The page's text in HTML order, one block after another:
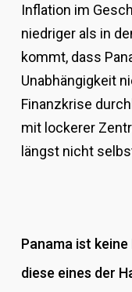
Inflation im
niedriger als in
kommt, dass
Unabhängigkeit
Finanzkrise
mit lockerer
längst nicht
Panama ist
diese eines der